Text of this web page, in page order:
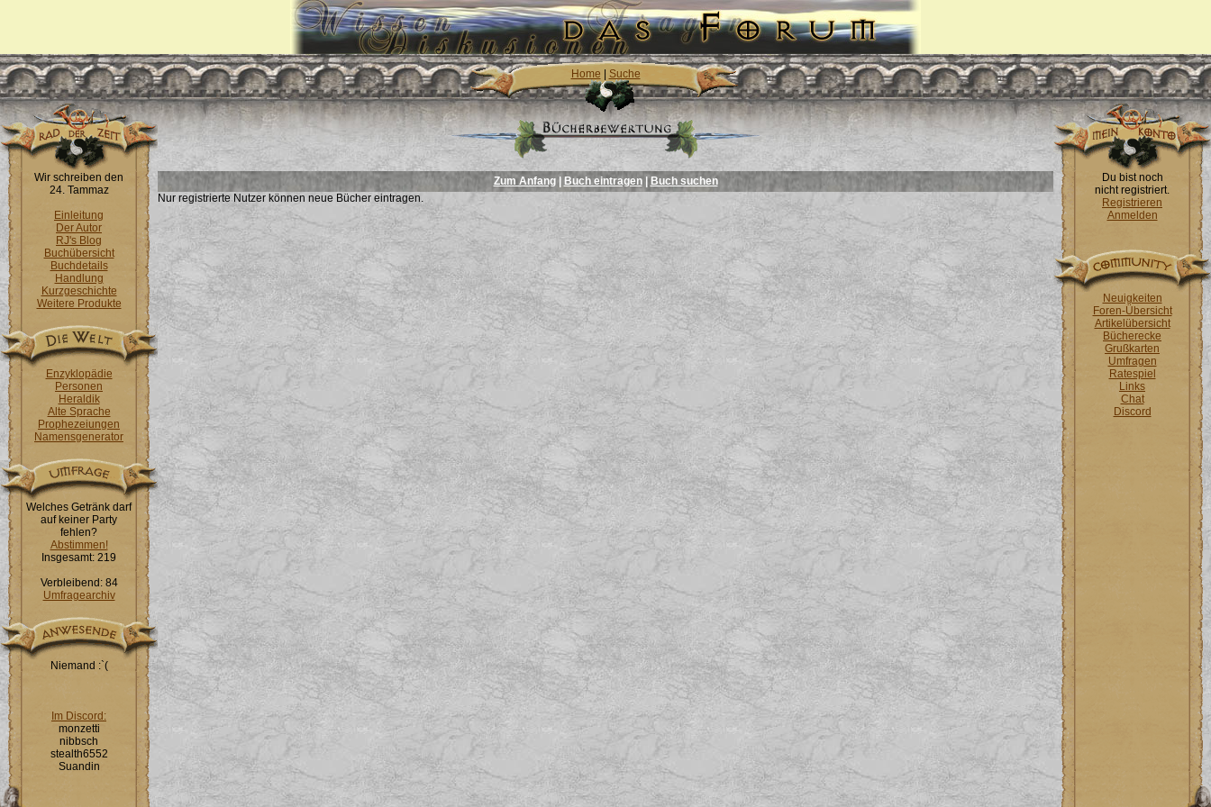
Home Suche
Wir schreiben den
24. Tammaz
Einleitung
Der Autor
RJ's Blog
Buchübersicht
Buchdetails
Handlung
Kurzgeschichte
Weitere Produkte
Enzyklopädie
Personen
Heraldik
Alte Sprache
Prophezeiungen
Namensgenerator
Welches Getränk darf
auf keiner Party
fehlen?
Abstimmen!
Insgesamt: 219
Verbleibend: 84
Umfragearchiv
Niemand :`(
Im Discord:
monzetti
nibbsch
stealth6552
Suandin
Zum Anfang| Buch eintragen| Buch suchen
Nur registrierte Nutzer können neue Bücher eintragen.
Du bist noch
nicht registriert.
Registrieren
Anmelden
Neuigkeiten
Foren-Übersicht
Artikelübersicht
Bücherecke
Grußkarten
Umfragen
Ratespiel
Links
Chat
Discord